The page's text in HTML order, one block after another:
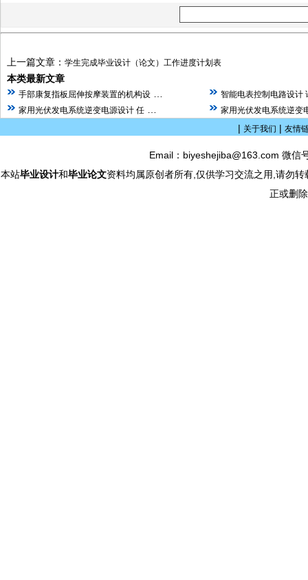
上一篇文章： 学生完成毕业设计（论文）工作进度计划表
本类最新文章
手部康复指板屈伸按摩装置的机构设
智能电表控制电路设计
家用光伏发电系统逆变电源设计 任
家用光伏发电系统逆变
| 关于我们 | 友情
Email：biyeshejiba@163.com 微
本站毕业设计和毕业论文资料均属原创者所有,仅供学习交流之用,请勿
正或删